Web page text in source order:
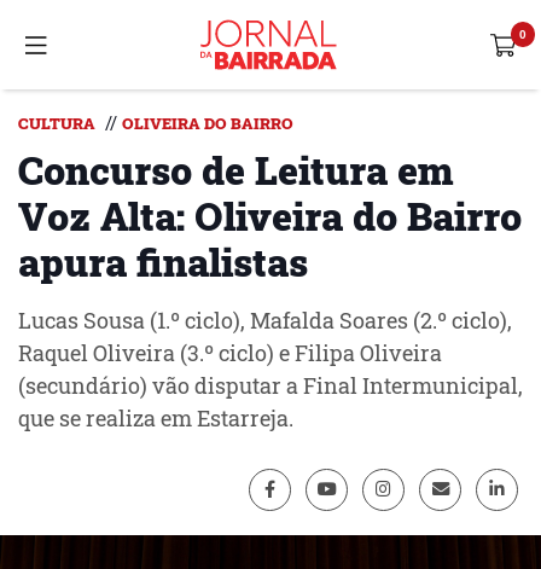
CULTURA // OLIVEIRA DO BAIRRO
Concurso de Leitura em
Voz Alta: Oliveira do Bairro
apura finalistas
Lucas Sousa (1.º ciclo), Mafalda Soares (2.º ciclo),
Raquel Oliveira (3.º ciclo) e Filipa Oliveira
(secundário) vão disputar a Final Intermunicipal,
que se realiza em Estarreja.